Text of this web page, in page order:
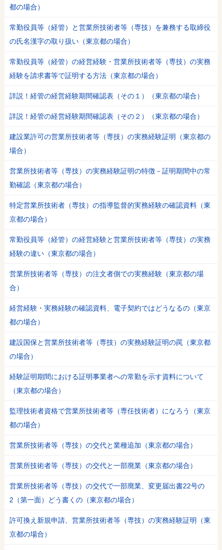
都の場合）
常勤役員等（経管）と営業所技術者等（専技）を兼務する取締役
の氏名漢字の取り扱い（東京都の場合）
常勤役員等（経管）の経営経験・営業所技術者等（専技）の実務
経験を請求書等で証明する方法（東京都の場合）
詳説！経管の経営経験期間確認表（その１）（東京都の場合）
詳説！経管の経営経験期間確認表（その２）（東京都の場合）
建設業許可の営業所技術者等（専技）の実務経験証明（東京都の
場合）
営業所技術者等（専技）の実務経験証明の特徴－証明期間中の常
勤確認（東京都の場合）
特定営業所技術者（専技）の指導監督的実務経験の確認資料（東
京都の場合）
常勤役員等（経管）の経営経験と営業所技術者等（専技）の実務
経験の違い（東京都の場合）
営業所技術者等（専技）の注文者側での実務経験（東京都の場
合）
経営経験・実務経験の確認資料、電子契約ではどうなるの（東京
都の場合）
建設国保と営業所技術者等（専技）の実務経験証明の罠（東京都
の場合）
経験証明期間における証明事業者への常勤を示す資料について
（東京都の場合）
監理技術者資格で営業所技術者等（専任技術者）になろう（東京
都の場合）
営業所技術者等（専技）の交代と業種追加（東京都の場合）
営業所技術者等（専技）の交代と一部廃業（東京都の場合）
営業所技術者等（専技）の交代で一部廃業、変更届出書22号の
2（第一面）どう書くの（東京都の場合）
許可換え新規申請、営業所技術者等（専技）の実務経験証明（東
京都の場合）